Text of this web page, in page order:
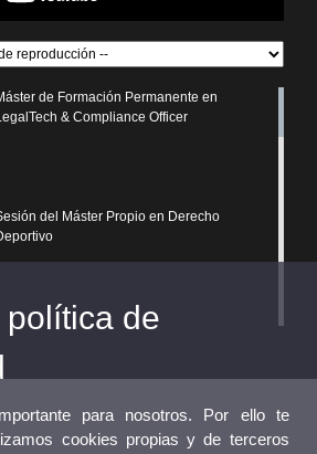
de Formación Permanente en
& Compliance Officer
del Máster Propio en Derecho
¿Por qué elegir un postgrado propio de la
Universitat de València?
de
para nosotros. Por ello te
cookies propias y de terceros